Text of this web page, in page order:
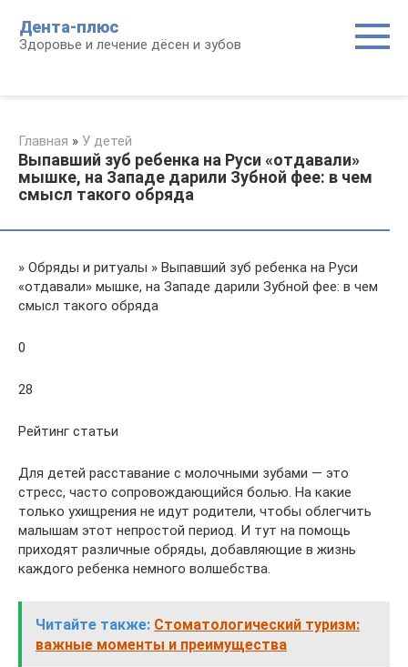
контенту
Дента-плюс
Здоровье и лечение дёсен и зубов
Главная » У детей
Выпавший зуб ребенка на Руси «отдавали»
мышке, на Западе дарили Зубной фее: в чем
смысл такого обряда
» Обряды и ритуалы » Выпавший зуб ребенка на Руси
«отдавали» мышке, на Западе дарили Зубной фее: в чем
смысл такого обряда
0
28
Рейтинг статьи
Для детей расставание с молочными зубами — это
стресс, часто сопровождающийся болью. На какие
только ухищрения не идут родители, чтобы облегчить
малышам этот непростой период. И тут на помощь
приходят различные обряды, добавляющие в жизнь
каждого ребенка немного волшебства.
Читайте также: Стоматологический туризм:
важные моменты и преимущества